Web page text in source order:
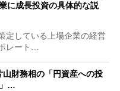
に成長投資の具体的な説
定している上場企業の経営
レート…
山財務相の「円資産への投
…